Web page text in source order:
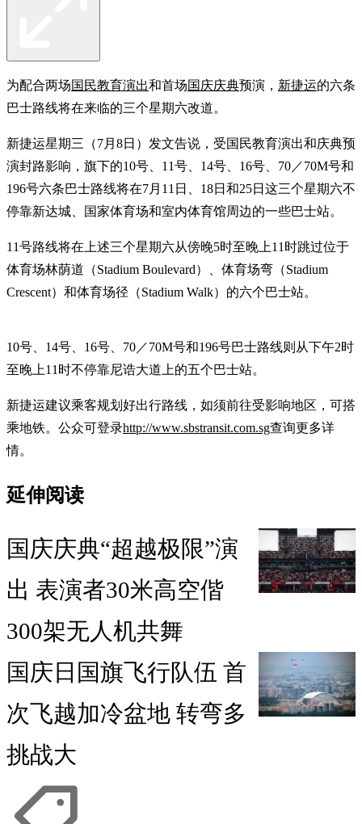
为配合两场国民教育演出和首场国庆庆典预演， 新捷运的六条
巴士路线将在来临的三个星期六改道。
新捷运星期三（7月8日）发文告说，受国民教育演出和庆典预
演封路影响，旗下的10号、11号、14号、16号、70／70M号和
196号六条巴士路线将在7月11日、18日和25日这三个星期六不
停靠新达城、国家体育场和室内体育馆周边的一些巴士站。
11号路线将在上述三个星期六从傍晚5时至晚上11时跳过位于
体育场林荫道（Stadium Boulevard）、体育场弯（Stadium
Crescent）和体育场径（Stadium Walk）的六个巴士站。
10号、14号、16号、70／70M号和196号巴士路线则从下午2时
至晚上11时不停靠尼诰大道上的五个巴士站。
新捷运建议乘客规划好出行路线，如须前往受影响地区，可搭
乘地铁。公众可登录http://www.sbstransit.com.sg查询更多详
情。
延伸阅读
国庆庆典“超越极限”演
出 表演者30米高空偕
300架无人机共舞
国庆日国旗飞行队伍 首
次飞越加冷盆地 转弯多
挑战大